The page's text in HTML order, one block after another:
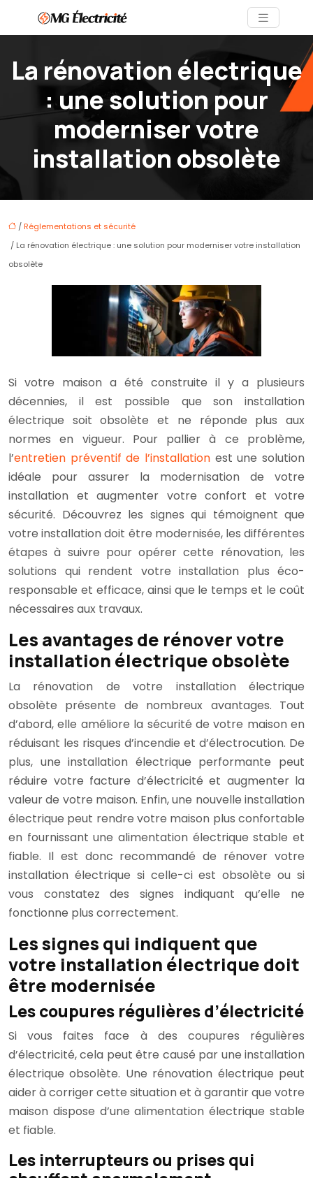
La rénovation électrique
: une solution pour
moderniser votre
installation obsolète
/ Réglementations et sécurité
/ La rénovation électrique : une solution pour moderniser votre installation
obsolète
Si votre maison a été construite il y a plusieurs
décennies, il est possible que son installation
électrique soit obsolète et ne réponde plus aux
normes en vigueur. Pour pallier à ce problème,
l’entretien préventif de l’installation est une solution
idéale pour assurer la modernisation de votre
installation et augmenter votre confort et votre
sécurité. Découvrez les signes qui témoignent que
votre installation doit être modernisée, les différentes
étapes à suivre pour opérer cette rénovation, les
solutions qui rendent votre installation plus éco-
responsable et efficace, ainsi que le temps et le coût
nécessaires aux travaux.
Les avantages de rénover votre
installation électrique obsolète
La rénovation de votre installation électrique
obsolète présente de nombreux avantages. Tout
d’abord, elle améliore la sécurité de votre maison en
réduisant les risques d’incendie et d’électrocution. De
plus, une installation électrique performante peut
réduire votre facture d’électricité et augmenter la
valeur de votre maison. Enfin, une nouvelle installation
électrique peut rendre votre maison plus confortable
en fournissant une alimentation électrique stable et
fiable. Il est donc recommandé de rénover votre
installation électrique si celle-ci est obsolète ou si
vous constatez des signes indiquant qu’elle ne
fonctionne plus correctement.
Les signes qui indiquent que
votre installation électrique doit
être modernisée
Les coupures régulières d’électricité
Si vous faites face à des coupures régulières
d’électricité, cela peut être causé par une installation
électrique obsolète. Une rénovation électrique peut
aider à corriger cette situation et à garantir que votre
maison dispose d’une alimentation électrique stable
et fiable.
Les interrupteurs ou prises qui